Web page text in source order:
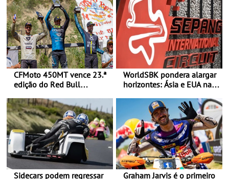
CFMoto 450MT vence 23.ª
edição do Red Bull
Categorias Adventure -
Vitória na Ultimate, Core e
Lite
WorldSBK pondera alargar
horizontes: Ásia e EUA na
Sidecars podem regressar Graham Jarvis é o primeiro